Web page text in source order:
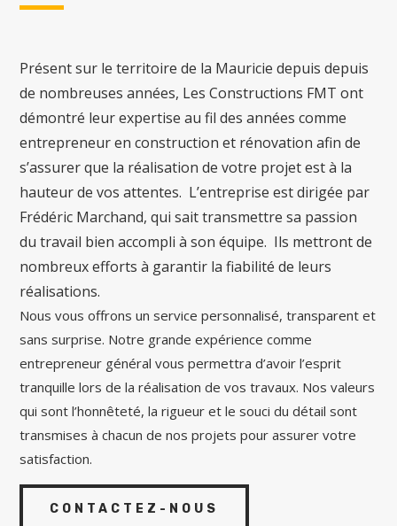
Présent sur le territoire de la Mauricie depuis depuis
de nombreuses années, Les Constructions FMT ont
démontré leur expertise au fil des années comme
entrepreneur en construction et rénovation afin de
s’assurer que la réalisation de votre projet est à la
hauteur de vos attentes. L’entreprise est dirigée par
Frédéric Marchand, qui sait transmettre sa passion
du travail bien accompli à son équipe. Ils mettront de
nombreux efforts à garantir la fiabilité de leurs
réalisations.
Nous vous offrons un service personnalisé, transparent et
sans surprise. Notre grande expérience comme
entrepreneur général vous permettra d’avoir l’esprit
tranquille lors de la réalisation de vos travaux. Nos valeurs
qui sont l’honnêteté, la rigueur et le souci du détail sont
transmises à chacun de nos projets pour assurer votre
satisfaction.
CONTACTEZ-NOUS